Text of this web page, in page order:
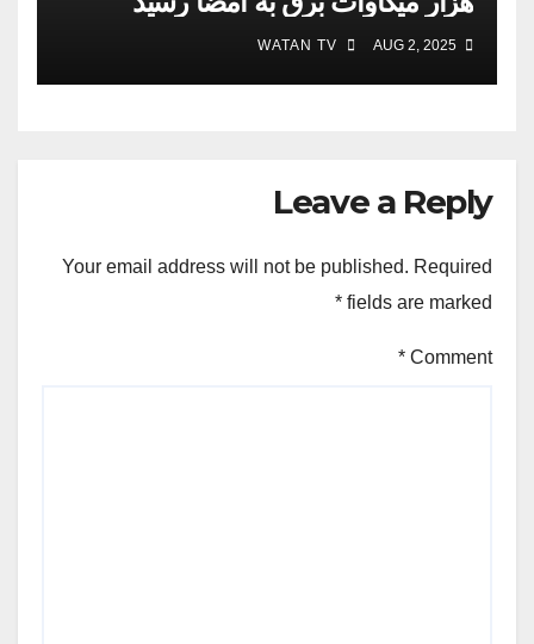
Leave a Reply
Your email address will not be published. Required
fields are marked
*
Comment
*